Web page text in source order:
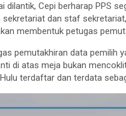
dilantik, Cepi berharap PPS
dan staf
membentuk petugas
pemutakhiran data pemilih
di atas meja bukan
terdaftar dan terdata